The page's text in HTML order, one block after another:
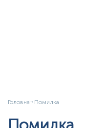
Головна Помилка